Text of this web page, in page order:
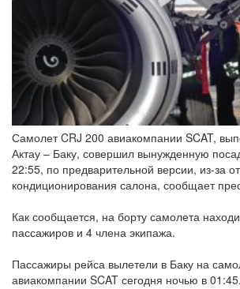
Самолет CRJ 200 авиакомпании SCAT,
Актау – Баку, совершил вынужденную
22:55, по предварительной версии, из-за
кондиционирования салона, сообщает
Как сообщается, на борту самолета
пассажиров и 4 члена экипажа.
Пассажиры рейса вылетели в Баку на
авиакомпании SCAT сегодня ночью в 01:45.